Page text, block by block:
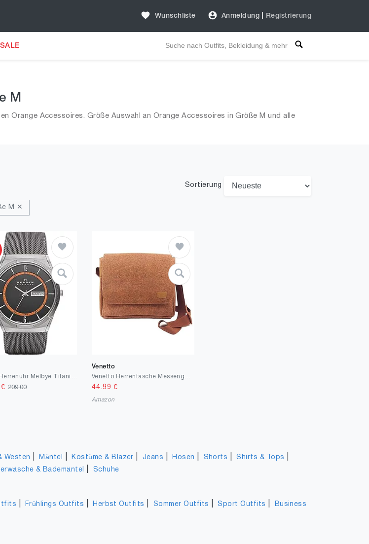
Wunschliste Anmeldung Registrierung
SALE
M
Orange Accessoires. Größe Auswahl an Orange Accessoires in Größe M und alle
Sortierung
M ✕
€ 209.00
Venetto
44.99 €
Amazon
Westen Mäntel Kostüme & Blazer Jeans Hosen Shorts |Shirts & Tops
& Bademäntel Schuhe
Frühlings Outfits Herbst Outfits Sommer Outfits |Sport Outfits
Business